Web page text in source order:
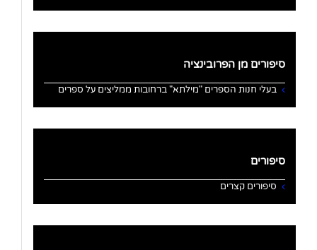
סיפורים מן הפרובינציה
בעלי חנות הספרים "מילתא" ברחובות ממליצים על ספרים
סיפורים
סיפורים קצרים